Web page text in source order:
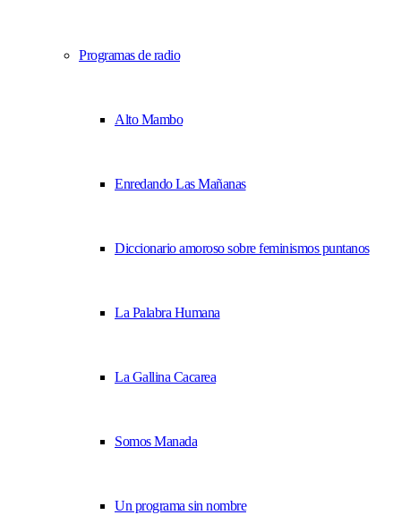
Programas de radio
Alto Mambo
Enredando Las Mañanas
Diccionario amoroso sobre feminismos puntanos
La Palabra Humana
La Gallina Cacarea
Somos Manada
Un programa sin nombre